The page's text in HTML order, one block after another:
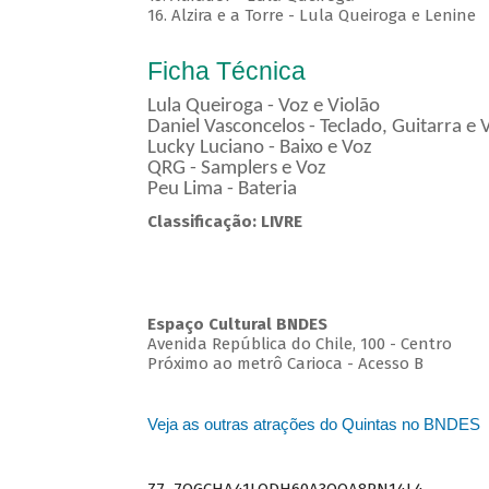
16. Alzira e a Torre - Lula Queiroga e Lenine
Ficha Técnica
Lula Queiroga - Voz e Violão
Daniel Vasconcelos - Teclado, Guitarra e
Lucky Luciano - Baixo e Voz
QRG - Samplers e Voz
Peu Lima - Bateria
Classificação: LIVRE
Espaço Cultural BNDES
Avenida República do Chile, 100 - Centro
Próximo ao metrô Carioca - Acesso B
Veja as outras atrações do Quintas no BNDES